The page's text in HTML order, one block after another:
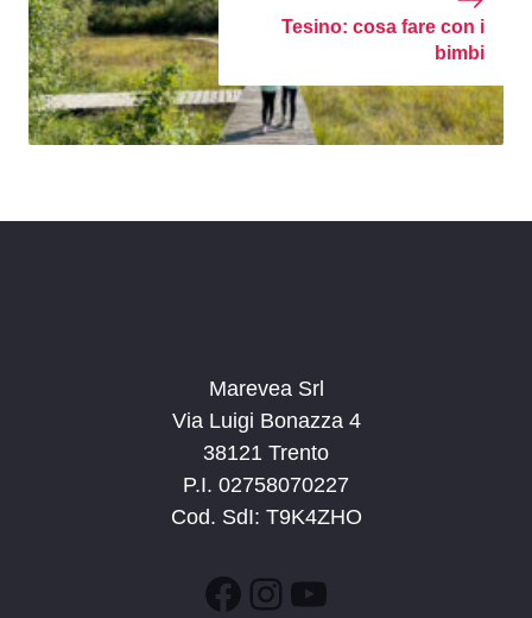
Tesino: cosa fare con i
bimbi
Marevea Srl
Via Luigi Bonazza 4
38121 Trento
P.I. 02758070227
Cod. SdI: T9K4ZHO
Facebook
Instagram
YouTube